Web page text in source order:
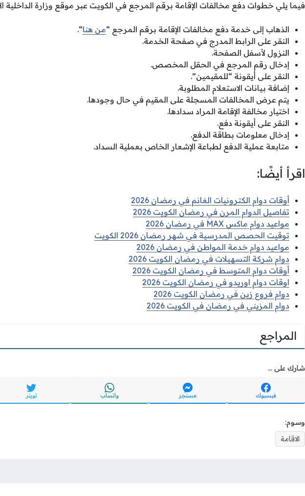
فيما يلي خطوات دفع مخالفات الإقامة برقم المرجع في الكويت عبر موقع وزارة الداخلية
الذهاب إلى خدمة دفع مخالفات الإقامة برقم المرجع “من هنا“.
النقر على الرابط المدرج في صفحة الخدمة.
النزول لأسفل الصفحة.
إدخال رقم المرجع في الحقل المخصص.
النقر على أيقونة “للمقيمين”.
إضافة بيانات الاستعلام المطلوبة.
يتم عرض المخالفات المسجلة على المقيم في حال وجودها.
اختيار مخالفة الإقامة المراد سدادها.
النقر على أيقونة دفع.
إدخال معلومات بطاقة الدفع.
متابعة عملية الدفع لطباعة الإشعار الخاص بعملية السداد.
اقرأ أيضًا:
أوقات دوام الكترونيات الغانم في رمضان 2026
تفاصيل الدوام المرن في رمضان الكويت 2026
مواعيد دوام ماكس MAX في رمضان 2026
توقيت الحصص المدرسية في شهر رمضان 2026 الكويت
مواعيد دوام خدمة المواطن في رمضان 2026
دوام شركة التسهيلات في رمضان الكويت 2026
أوقات دوام المتوسط في رمضان الكويت 2026
اوقات دوام اوريدو في رمضان الكويت 2026
دوام فروع زين في رمضان الكويت 2026
دوام المزيني في رمضان في الكويت 2026
المراجع
شارك على ...
فيسبوك مسنجر واتساب تويتر
وسوم:
الاقامة